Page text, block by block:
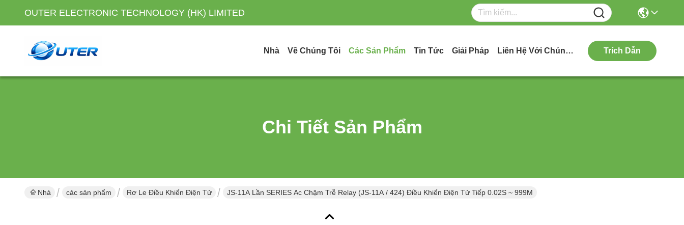
OUTER ELECTRONIC TECHNOLOGY (HK) LIMITED
Nhà Về Chúng Tôi Các Sản Phẩm Tin Tức Giải Pháp Liên Hệ Với Chúng Tôi Trích Dẫn
Chi Tiết Sản Phẩm
Nhà các sản phẩm Rơ Le Điều Khiển Điện Tử JS-11A Lần SERIES Ac Chậm Trễ Relay (JS-11A / 424) Điều Khiển Điện Tử Tiếp 0.02S ~ 999M